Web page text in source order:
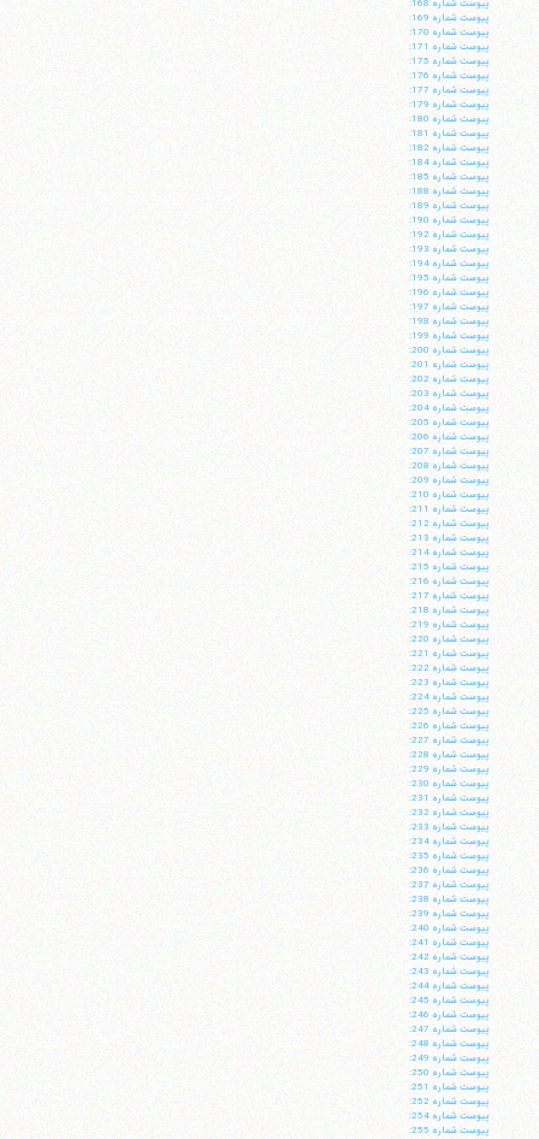
پيوست شماره 168:
پيوست شماره 169:
پيوست شماره 170:
پيوست شماره 171:
پيوست شماره 175:
پيوست شماره 176:
پيوست شماره 177:
پيوست شماره 179:
پيوست شماره 180:
پيوست شماره 181:
پيوست شماره 182:
پيوست شماره 184:
پيوست شماره 185:
پيوست شماره 188:
پيوست شماره 189:
پيوست شماره 190:
پيوست شماره 192:
پيوست شماره 193:
پيوست شماره 194:
پيوست شماره 195:
پيوست شماره 196:
پيوست شماره 197:
پيوست شماره 198:
پيوست شماره 199:
پيوست شماره 200:
پيوست شماره 201:
پيوست شماره 202:
پيوست شماره 203:
پيوست شماره 204:
پيوست شماره 205:
پيوست شماره 206:
پيوست شماره 207:
پيوست شماره 208:
پيوست شماره 209:
پيوست شماره 210:
پيوست شماره 211:
پيوست شماره 212:
پيوست شماره 213:
پيوست شماره 214:
پيوست شماره 215:
پيوست شماره 216:
پيوست شماره 217:
پيوست شماره 218:
پيوست شماره 219:
پيوست شماره 220:
پيوست شماره 221:
پيوست شماره 222:
پيوست شماره 223:
پيوست شماره 224:
پيوست شماره 225:
پيوست شماره 226:
پيوست شماره 227:
پيوست شماره 228:
پيوست شماره 229:
پيوست شماره 230:
پيوست شماره 231:
پيوست شماره 232:
پيوست شماره 233:
پيوست شماره 234:
پيوست شماره 235:
پيوست شماره 236:
پيوست شماره 237:
پيوست شماره 238:
پيوست شماره 239:
پيوست شماره 240:
پيوست شماره 241:
پيوست شماره 242:
پيوست شماره 243:
پيوست شماره 244:
پيوست شماره 245:
پيوست شماره 246:
پيوست شماره 247:
پيوست شماره 248:
پيوست شماره 249:
پيوست شماره 250:
پيوست شماره 251:
پيوست شماره 252:
پيوست شماره 254:
پيوست شماره 255: